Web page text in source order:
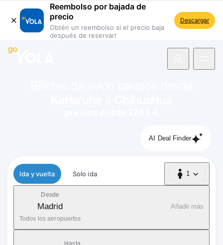
Reembolso por bajada de
precio
Obtén un reembolso si el precio baja
después de reservar!
Descargar
AI Deal Finder
Tipo de vuelo
Ida y vuelta Solo ida 1
1 Pasajero
Desde
Madrid
Todos los aeropuertos
Añadir más
Hasta